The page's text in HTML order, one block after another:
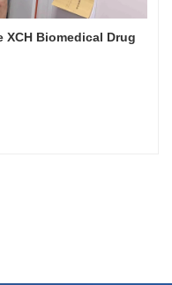
Biomedical Drug